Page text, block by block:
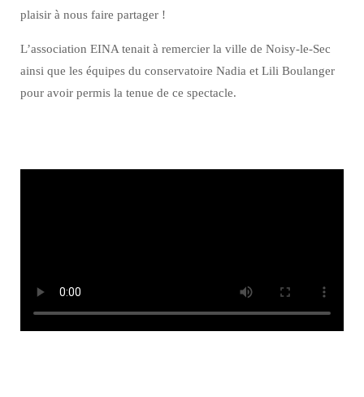
plaisir à nous faire partager !
L’association EINA tenait à remercier la ville de Noisy-le-Sec
ainsi que les équipes du conservatoire Nadia et Lili Boulanger
pour avoir permis la tenue de ce spectacle.